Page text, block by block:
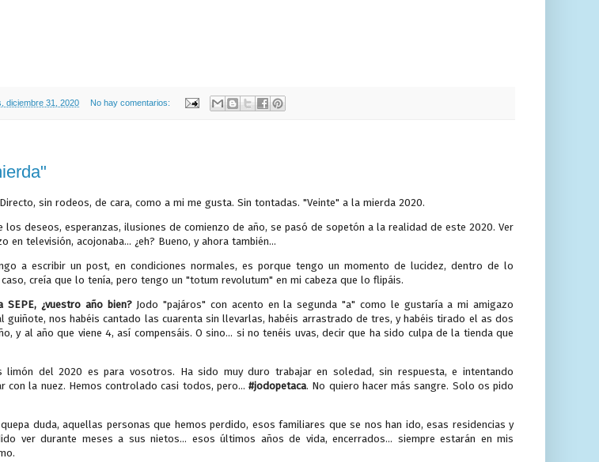
diciembre 31, 2020 No hay comentarios:
Directo, sin rodeos, de cara, como a mi me gusta. Sin tontadas. "Veinte" a la mierda 2020.
los deseos, esperanzas, ilusiones de comienzo de año, se pasó de sopetón a la realidad de este 2020. Ver
en televisión, acojonaba... ¿eh? Bueno, y ahora también...
a escribir un post, en condiciones normales, es porque tengo un momento de lucidez, dentro de lo
creía que lo tenía, pero tengo un "totum revolutum" en mi cabeza que lo flipáis.
SEPE, ¿vuestro año bien? Jodo "pajáros" con acento en la segunda "a" como le gustaría a mi amigazo
guiñote, nos habéis cantado las cuarenta sin llevarlas, habéis arrastrado de tres, y habéis tirado el as dos
y al año que viene 4, así compensáis. O sino... si no tenéis uvas, decir que ha sido culpa de la tienda que
limón del 2020 es para vosotros. Ha sido muy duro trabajar en soledad, sin respuesta, e intentando
con la nuez. Hemos controlado casi todos, pero... #jodopetaca. No quiero hacer más sangre. Solo os pido
duda, aquellas personas que hemos perdido, esos familiares que se nos han ido, esas residencias y
ver durante meses a sus nietos... esos últimos años de vida, encerrados... siempre estarán en mis